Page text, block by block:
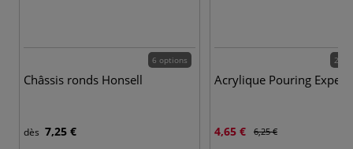
6 options
Châssis ronds Honsell
dès 7,25 €
20
Acrylique Pouring
4,65 € 6,25 €